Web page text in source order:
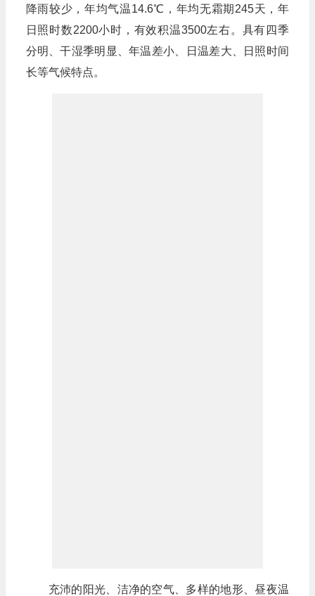
降雨较少，年均气温14.6℃，年均无霜期245天，年
日照时数2200小时，有效积温3500左右。具有四季
分明、干湿季明显、年温差小、日温差大、日照时间
长等气候特点。
充沛的阳光、洁净的空气、多样的地形、昼夜温